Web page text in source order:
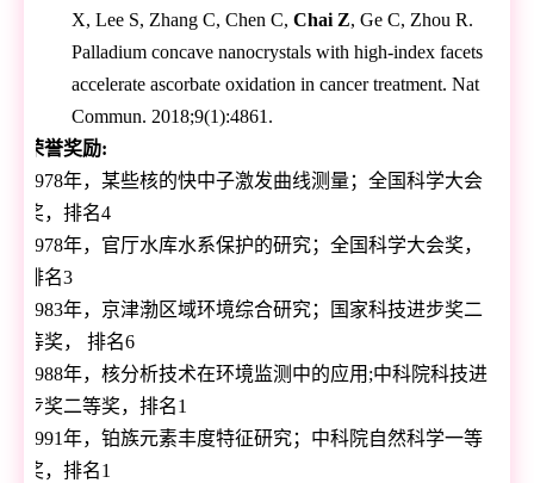
X, Lee S, Zhang C, Chen C, Chai Z, Ge C, Zhou R.
Palladium concave nanocrystals with high-index facets
accelerate ascorbate oxidation in cancer treatment. Nat
Commun. 2018;9(1):4861.
荣誉奖励:
1978年，某些核的快中子激发曲线测量；全国科学大会
奖，排名4
1978年，官厅水库水系保护的研究；全国科学大会奖，
排名3
1983年，京津渤区域环境综合研究；国家科技进步奖二
等奖， 排名6
1988年，核分析技术在环境监测中的应用 ;中科院科技进
步奖二等奖，排名1
1991年，铂族元素丰度特征研究；中科院自然科学一等
奖，排名1